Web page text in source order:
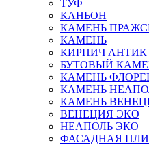
ТУФ
КАНЬОН
КАМЕНЬ
КАМЕНЬ
КИРПИЧ АНТИК
БУТОВЫЙ
КАМЕНЬ
КАМЕНЬ
КАМЕНЬ
ВЕНЕЦИЯ ЭКО
НЕАПОЛЬ ЭКО
ФАСАДНАЯ